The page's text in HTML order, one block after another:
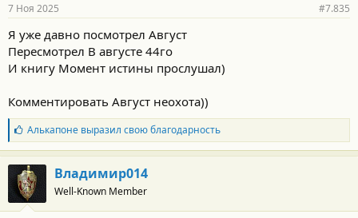
7 Ноя 2025 #7.835
Я уже давно посмотрел Август
Пересмотрел В августе 44го
И книгу Момент истины прослушал)
Комментировать Август неохота))
Б
л
а
г
о
д
а
Алькапоневыразил свою благодарность
Владимир014
Well-Known Member